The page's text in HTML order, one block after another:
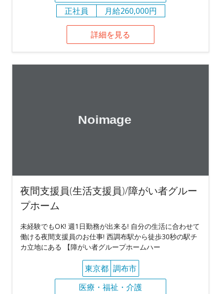
正社員
月給260,000円
詳細を見る
夜間支援員(生活支援員)/障がい者グルー
プホーム
未経験でもOK! 週1日勤務が出来る! 自分の生活に合わせて
働ける夜間支援員のお仕事! 西調布駅から徒歩30秒の駅チ
カ立地にある 【障がい者グループホームハー
東京都 調布市
医療・福祉・介護